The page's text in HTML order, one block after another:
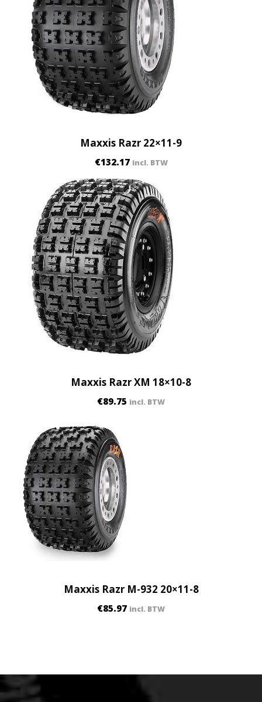
Maxxis Razr 22×11-9
€132.17 incl. BTW
Maxxis Razr XM 18×10-8
€89.75 incl. BTW
Maxxis Razr M-932 20×11-8
€85.97 incl. BTW